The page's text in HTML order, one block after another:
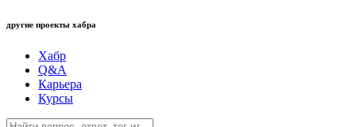
другие проекты хабра
Хабр
Q&A
Карьера
Курсы